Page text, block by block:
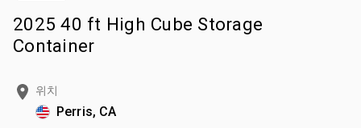
2025 40 ft High Cube Storage
Container
위치
Perris, CA